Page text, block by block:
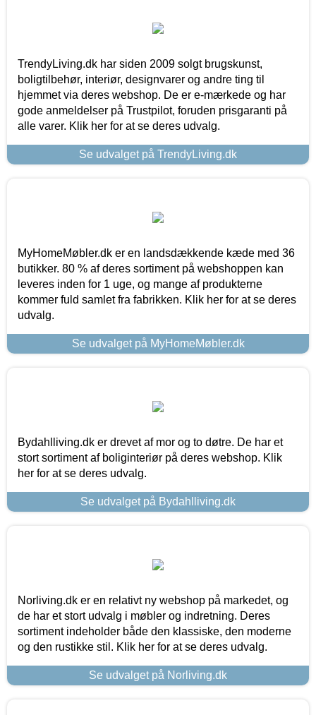
TrendyLiving.dk har siden 2009 solgt brugskunst,
boligtilbehør, interiør, designvarer og andre ting til
hjemmet via deres webshop. De er e-mærkede og har
gode anmeldelser på Trustpilot, foruden prisgaranti på
alle varer. Klik her for at se deres udvalg.
Se udvalget på TrendyLiving.dk
MyHomeMøbler.dk er en landsdækkende kæde med 36
butikker. 80 % af deres sortiment på webshoppen kan
leveres inden for 1 uge, og mange af produkterne
kommer fuld samlet fra fabrikken. Klik her for at se deres
udvalg.
Se udvalget på MyHomeMøbler.dk
Bydahlliving.dk er drevet af mor og to døtre. De har et
stort sortiment af boliginteriør på deres webshop. Klik
her for at se deres udvalg.
Se udvalget på Bydahlliving.dk
Norliving.dk er en relativt ny webshop på markedet, og
de har et stort udvalg i møbler og indretning. Deres
sortiment indeholder både den klassiske, den moderne
og den rustikke stil. Klik her for at se deres udvalg.
Se udvalget på Norliving.dk